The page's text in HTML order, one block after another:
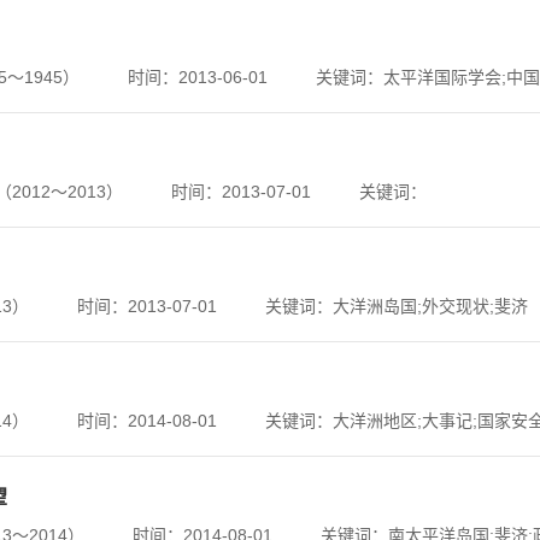
1945） 时间：2013-06-01 关键词：太平洋国际学会;中
2012～2013） 时间：2013-07-01 关键词：
时间：2013-07-01 关键词：大洋洲岛国;外交现状;斐济
时间：2014-08-01 关键词：大洋洲地区;大事记;国家安
～2014） 时间：2014-08-01 关键词：南太平洋岛国;斐济;